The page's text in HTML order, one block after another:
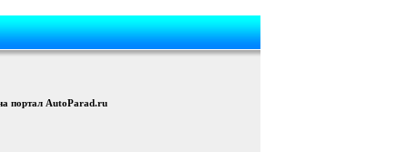
портал AutoParad.ru